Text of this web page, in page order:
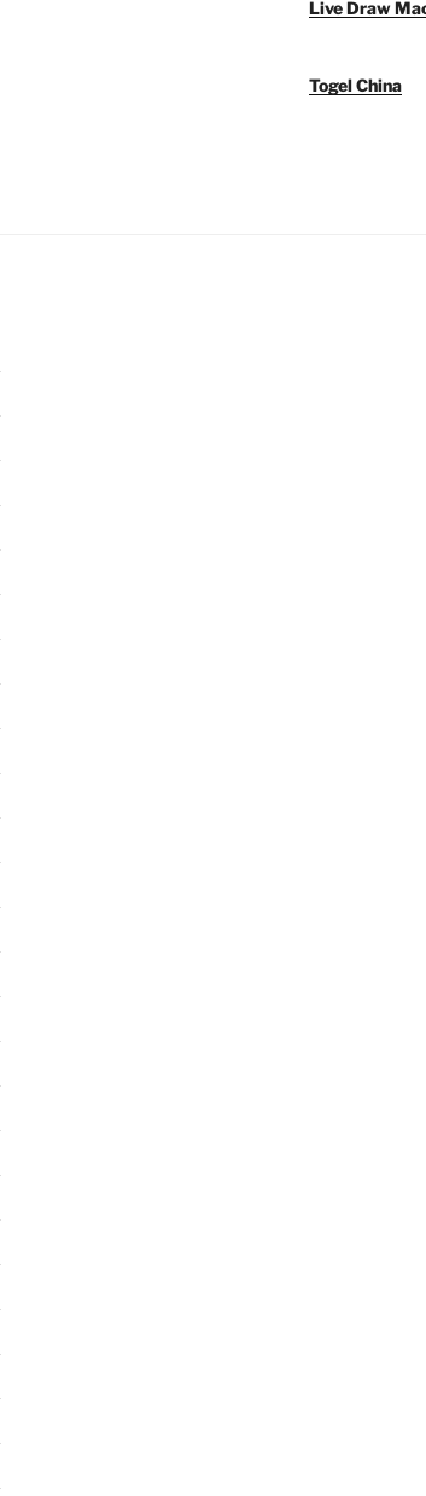
Live Draw
Togel China